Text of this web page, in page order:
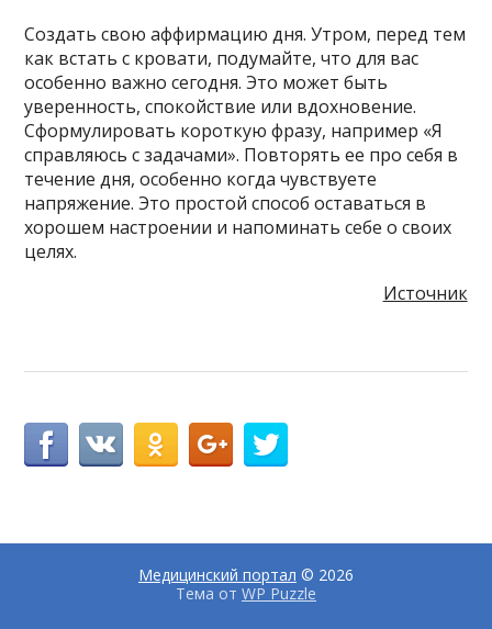
Создать свою аффирмацию дня. Утром, перед тем
как встать с кровати, подумайте, что для вас
особенно важно сегодня. Это может быть
уверенность, спокойствие или вдохновение.
Сформулировать короткую фразу, например «Я
справляюсь с задачами». Повторять ее про себя в
течение дня, особенно когда чувствуете
напряжение. Это простой способ оставаться в
хорошем настроении и напоминать себе о своих
целях.
Источник
Медицинский портал © 2026
Тема от WP Puzzle